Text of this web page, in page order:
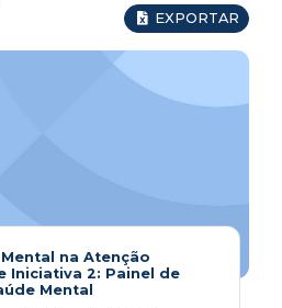
EXPORTAR
na Atenção
Iniciativa 2: Painel de
Mental